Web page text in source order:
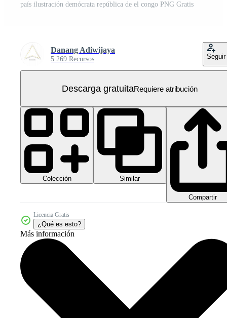
país ilustración demócrata república de el congo PNG Gratis
Danang Adiwijaya
5.269 Recursos Seguir
Descarga gratuitaRequiere atribución
Colección Similar
Compartir
Licencia Gratis
¿Qué es esto?
Más información